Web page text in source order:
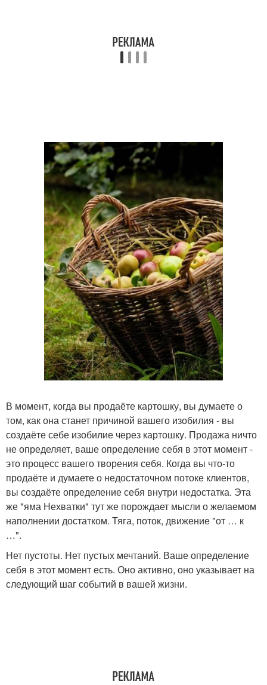
В момент, когда вы продаёте картошку, вы думаете о
том, как она станет причиной вашего изобилия - вы
создаёте себе изобилие через картошку. Продажа ничто
не определяет, ваше определение себя в этот момент -
это процесс вашего творения себя. Когда вы что-то
продаёте и думаете о недостаточном потоке клиентов,
вы создаёте определение себя внутри недостатка. Эта
же "яма Нехватки" тут же порождает мысли о желаемом
наполнении достатком. Тяга, поток, движение "от … к
…".
Нет пустоты. Нет пустых мечтаний. Ваше определение
себя в этот момент есть. Оно активно, оно указывает на
следующий шаг событий в вашей жизни.